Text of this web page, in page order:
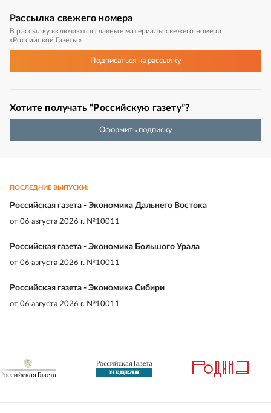
Рассылка свежего номера
В рассылку включаются главные материалы свежего номера
«Российской Газеты»
Подписатьсяна рассылку
Хотите получать “Российскую газету”?
Оформить подписку
ПОСЛЕДНИЕ ВЫПУСКИ:
Российская газета - Экономика Дальнего Востока
от 06 августа 2026 г. №10011
Российская газета - Экономика Большого Урала
от 06 августа 2026 г. №10011
Российская газета - Экономика Сибири
от 06 августа 2026 г. №10011